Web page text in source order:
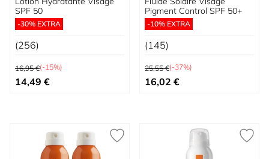
SPF 50
-30% EXTRA
(256)
Prix normal
16,95 €(-15%)
Prix spécial
14,49 €
Pigment Control SPF 50+
-10% EXTRA
(145)
Prix normal
25,55 €(-37%)
Prix spécial
16,02 €